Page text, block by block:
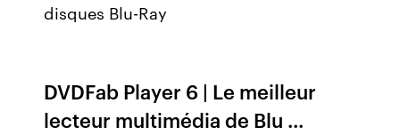
disques Blu-Ray
DVDFab Player 6 | Le meilleur
lecteur multimédia de Blu ...